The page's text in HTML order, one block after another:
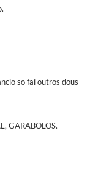
so fai outros dous
GARABOLOS.